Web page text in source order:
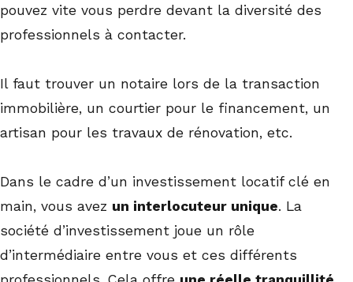
pouvez vite vous perdre devant la diversité des
professionnels à contacter.
Il faut trouver un notaire lors de la transaction
immobilière, un courtier pour le financement, un
artisan pour les travaux de rénovation, etc.
Dans le cadre d’un investissement locatif clé en
main, vous avez un interlocuteur unique. La
société d’investissement joue un rôle
d’intermédiaire entre vous et ces différents